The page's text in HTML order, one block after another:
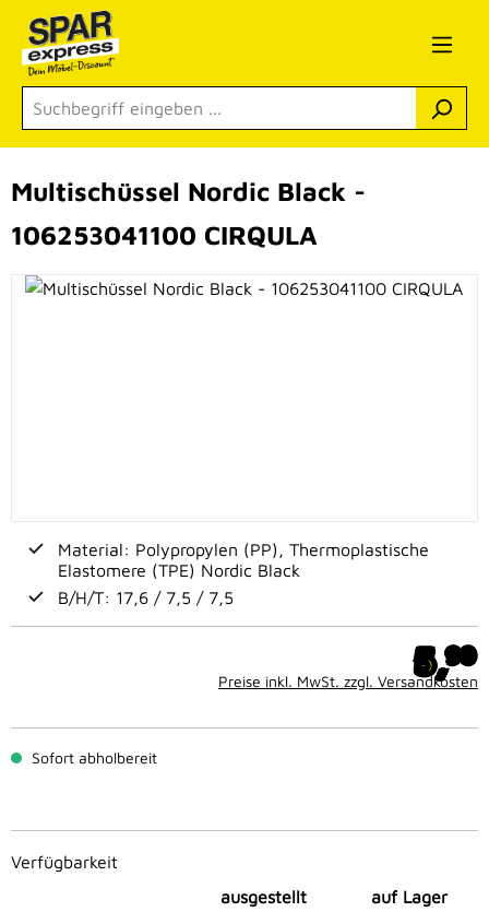
Zum Hauptinhalt springen
Bildergalerie überspringen
Multischüssel Nordic Black -
106253041100 CIRQULA
Material: Polypropylen (PP), Thermoplastische
Elastomere (TPE) Nordic Black
B/H/T: 17,6 / 7,5 / 7,5
5,90
Preise inkl. MwSt. zzgl. Versandkosten
Sofort abholbereit
Verfügbarkeit
ausgestellt
auf Lager